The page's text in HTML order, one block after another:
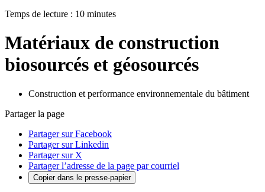
Temps de lecture : 10 minutes
Matériaux de construction
biosourcés et géosourcés
Construction et performance environnementale du bâtiment
Partager la page
Partager sur Facebook
Partager sur Linkedin
Partager sur X
Partager l’adresse de la page par courriel
Copier dans le presse-papier